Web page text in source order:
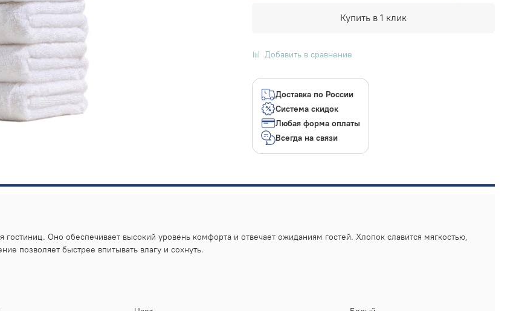
Купить в 1 клик
Добавить в сравнение
Доставка по России
Система скидок
Любая форма оплаты
Всегда на связи
Оно обеспечивает высокий уровень комфорта и отвечает ожиданиям гостей. Хлопок славится мягкостью,
позволяет быстрее впитывать влагу и сохнуть.